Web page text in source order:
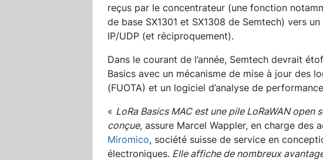
reçus par le concentrateur (une fonction
de base SX1301 et SX1308 de Semtech) vers
IP/UDP (et réciproquement).
Dans le courant de l’année, Semtech devrait
Basics avec un mécanisme de mise à jour des
(FUOTA) et un logiciel d’analyse de
« LoRa Basics MAC est une pile LoRaWAN open
conçue, assure Marcel Wappler, en charge des
Miromico, société suisse de service en
électroniques. Elle affiche de nombreux